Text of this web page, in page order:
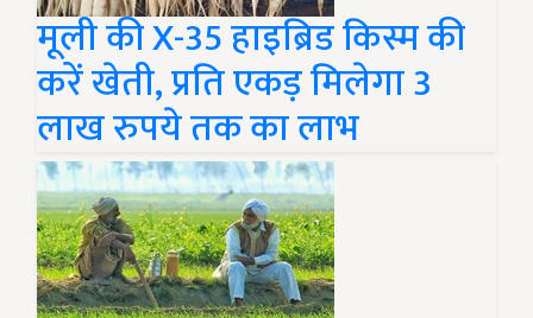
मूली की X-35 हाइब्रिड किस्म की
करें खेती, प्रति एकड़ मिलेगा 3
लाख रुपये तक का लाभ